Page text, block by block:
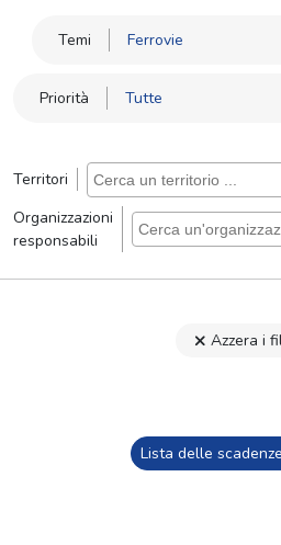
Temi
Priorità
Territori
Organizzazioni
responsabili
Azzera i
Lista delle scadenze